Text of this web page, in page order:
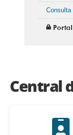
Consulta
Central